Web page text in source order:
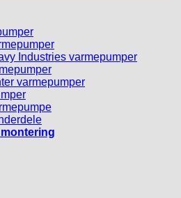
Industries varmepumper
varmepumper